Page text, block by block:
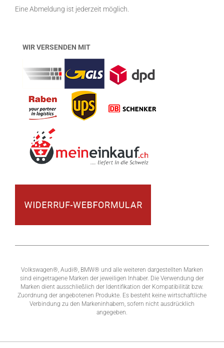
Eine Abmeldung ist jederzeit möglich.
WIR VERSENDEN MIT
Volkswagen®, Audi®, BMW® und alle weiteren dargestellten Marken
sind eingetragene Marken der jeweiligen Inhaber. Die Verwendung der
Marken dient ausschließlich der Identifikation der Kompatibilität bzw.
Zuordnung der angebotenen Produkte. Es besteht keine wirtschaftliche
Verbindung zu den Markeninhabern, sofern nicht ausdrücklich
angegeben.